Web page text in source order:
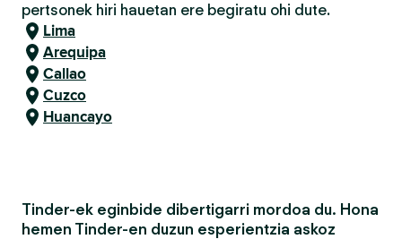
pertsonek hiri hauetan ere begiratu ohi dute.
Lima
Arequipa
Callao
Cuzco
Huancayo
Tinder-ek eginbide dibertigarri mordoa du. Hona
hemen Tinder-en duzun esperientzia askoz